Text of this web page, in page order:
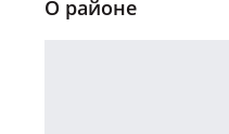
О районе